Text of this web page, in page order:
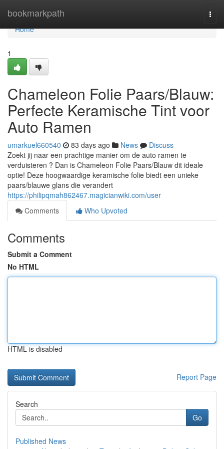
bookmarkpath
Home
Home
1
Chameleon Folie Paars/Blauw:
Perfecte Keramische Tint voor
Auto Ramen
umarkuel660540 83 days ago News
Discuss
Zoekt jij naar een prachtige manier om de auto ramen te
verduisteren ? Dan is Chameleon Folie Paars/Blauw dit ideale
optie! Deze hoogwaardige keramische folie biedt een unieke
paars/blauwe glans die verandert
https://philipqmah862467.magicianwiki.com/user
Comments
Who Upvoted
Comments
Submit a Comment
No HTML
HTML is disabled
Report Page
Search
Go
Published News